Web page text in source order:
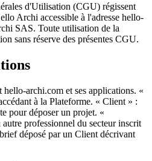
d'Utilisation (CGU) régissent
Archi accessible à l'adresse hello-
SAS. Toute utilisation de la
sans réserve des présentes CGU.
archi.com et ses applications. «
à la Plateforme. « Client » :
pour déposer un projet. «
professionnel du secteur inscrit
déposé par un Client décrivant